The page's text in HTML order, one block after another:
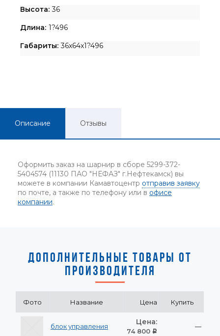
Высота: 36
Длина: 1?496
Габариты: 36x64x1?496
Описание Отзывы
Оформить заказ на шарнир в сборе 5299-372-
5404574 (11130 ПАО "НЕФАЗ" г.Нефтекамск) вы
можете в компании Камавтоцентр отправив заявку
по почте, а также по телефону или в офисе
компании.
ДОПОЛНИТЕЛЬНЫЕ ТОВАРЫ ОТ
ПРОИЗВОДИТЕЛЯ
Фото Название Цена Купить
блок управления Цена:
74 800 Р
—